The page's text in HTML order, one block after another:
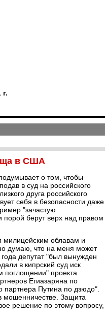
в США
о том, чтобы
в суд на российского
друга российского
себя в безопасности даже
"зачастую
порой берут верх над правом
милицейским облавам и
думаю, что на меня может
депутат "был вынужден
в кипрский суд иск
поглощении" проекта
Егиазаряна по
партнера Путина по дзюдо".
мошенничестве. Защита
решение по этому вопросу,